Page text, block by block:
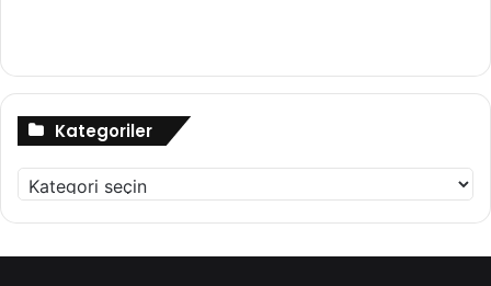
Kategoriler
Kategoriler